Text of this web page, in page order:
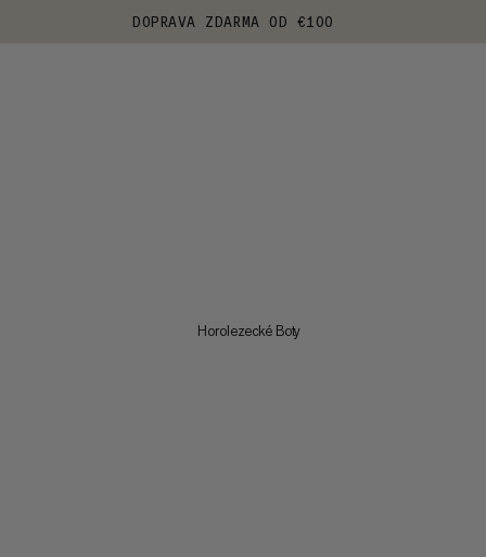
DOPRAVA ZDARMA OD €100
Horolezecké Boty